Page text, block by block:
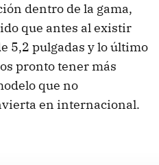
dentro de la gama,
que antes al existir
5,2 pulgadas y lo último
pronto tener más
que no
en internacional.